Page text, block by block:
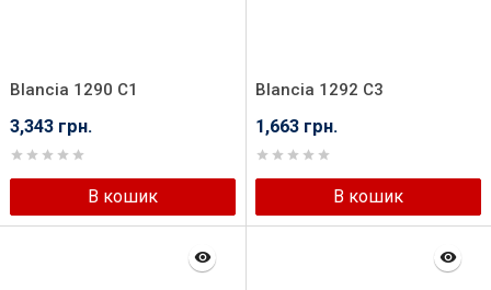
Blancia 1290 C1
3,343 грн.
В кошик
Blancia 1292 C3
1,663 грн.
В кошик